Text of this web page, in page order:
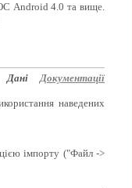
Android 4.0 та вище.
ДаніДокументації
наведених
імпорту ("Файл ->